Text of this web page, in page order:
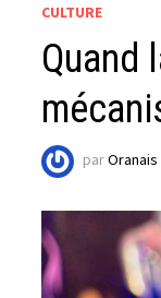
CULTURE
Quand
parOranais